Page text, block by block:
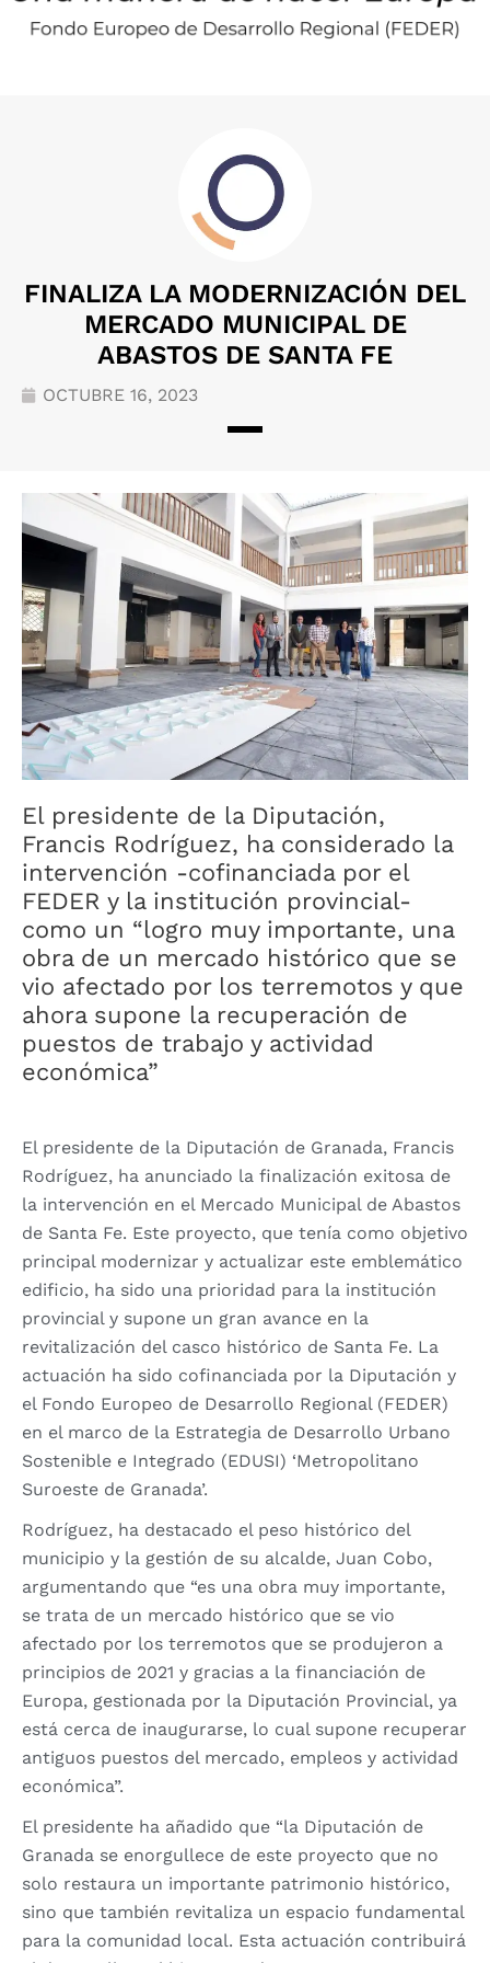
FINALIZA LA MODERNIZACIÓN DEL
MERCADO MUNICIPAL DE
ABASTOS DE SANTA FE
OCTUBRE 16, 2023
El presidente de la Diputación,
Francis Rodríguez, ha considerado la
intervención -cofinanciada por el
FEDER y la institución provincial-
como un “logro muy importante, una
obra de un mercado histórico que se
vio afectado por los terremotos y que
ahora supone la recuperación de
puestos de trabajo y actividad
económica”
El presidente de la Diputación de Granada, Francis
Rodríguez, ha anunciado la finalización exitosa de
la intervención en el Mercado Municipal de Abastos
de Santa Fe. Este proyecto, que tenía como objetivo
principal modernizar y actualizar este emblemático
edificio, ha sido una prioridad para la institución
provincial y supone un gran avance en la
revitalización del casco histórico de Santa Fe. La
actuación ha sido cofinanciada por la Diputación y
el Fondo Europeo de Desarrollo Regional (FEDER)
en el marco de la Estrategia de Desarrollo Urbano
Sostenible e Integrado (EDUSI) ‘Metropolitano
Suroeste de Granada’.
Rodríguez, ha destacado el peso histórico del
municipio y la gestión de su alcalde, Juan Cobo,
argumentando que “es una obra muy importante,
se trata de un mercado histórico que se vio
afectado por los terremotos que se produjeron a
principios de 2021 y gracias a la financiación de
Europa, gestionada por la Diputación Provincial, ya
está cerca de inaugurarse, lo cual supone recuperar
antiguos puestos del mercado, empleos y actividad
económica”.
El presidente ha añadido que “la Diputación de
Granada se enorgullece de este proyecto que no
solo restaura un importante patrimonio histórico,
sino que también revitaliza un espacio fundamental
para la comunidad local. Esta actuación contribuirá